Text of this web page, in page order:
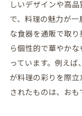
しいデザインや高
で、料理の魅力が一
な食器を通販で取
ら個性的で華やか
っています。例え
が料理の彩りを際
されたものは、おも